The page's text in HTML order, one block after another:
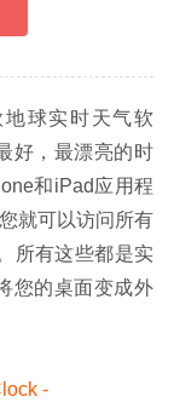
地球实时天气软
好，最漂亮的时
和iPad应用程
就可以访问所有
所有这些都是实
您的桌面变成外